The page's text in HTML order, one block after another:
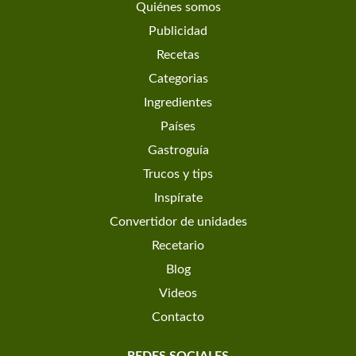
Quiénes somos
Publicidad
Recetas
Categorias
Ingredientes
Países
Gastroguía
Trucos y tips
Inspírate
Convertidor de unidades
Recetario
Blog
Videos
Contacto